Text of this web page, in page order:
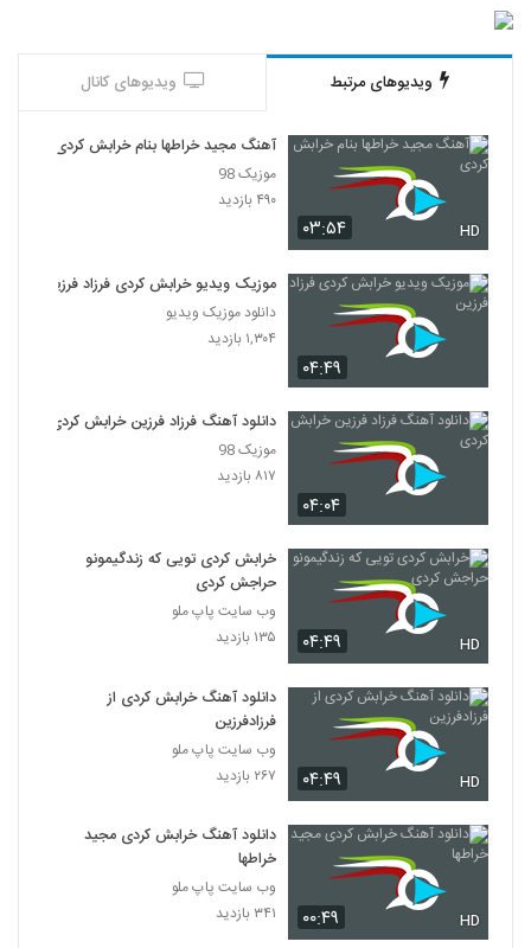
ویدیوهای مرتبط ویدیوهای کانال
۰۳:۵۴ HD
آهنگ مجید خراطها بنام خرابش کردی
موزیک 98
۴۹۰ بازدید
۰۴:۴۹
موزیک ویدیو خرابش کردی فرزاد فرزین
دانلود موزیک ویدیو
۱,۳۰۴ بازدید
۰۴:۰۴
دانلود آهنگ فرزاد فرزین خرابش کردی
موزیک 98
۸۱۷ بازدید
۰۴:۴۹ HD
خرابش کردی تویی که زندگیمونو
حراجش کردی
وب سایت پاپ ملو
۱۳۵ بازدید
۰۴:۴۹ HD
دانلود آهنگ خرابش کردی از
فرزادفرزین
وب سایت پاپ ملو
۲۶۷ بازدید
۰۰:۴۹ HD
دانلود آهنگ خرابش کردی مجید
خراطها
وب سایت پاپ ملو
۳۴۱ بازدید